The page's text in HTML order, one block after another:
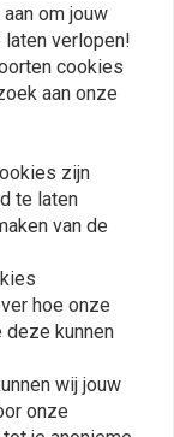
om jouw
verlopen!
cookies
aan onze
zijn
te laten
van de
hoe onze
kunnen
wij jouw
onze